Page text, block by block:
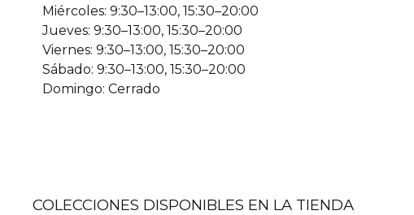
Miércoles: 9:30–13:00, 15:30–20:00
Jueves: 9:30–13:00, 15:30–20:00
Viernes: 9:30–13:00, 15:30–20:00
Sábado: 9:30–13:00, 15:30–20:00
Domingo: Cerrado
COLECCIONES DISPONIBLES EN LA TIENDA